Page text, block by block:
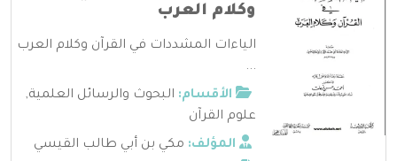
وكلام العرب
الياءات المشددات في القرآن وكلام العرب
...
الأقسام: البحوث والرسائل العلمية,
علوم القرآن
المؤلف: مكي بن أبي طالب القيسي